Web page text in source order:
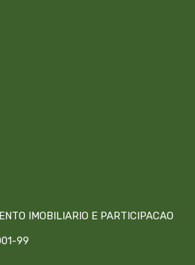
IMOBILIARIO E PARTICIPACAO
99